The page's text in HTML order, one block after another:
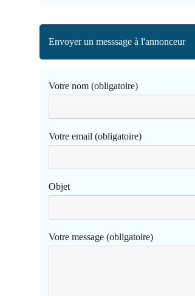
Envoyer un messsage à l'annonceur
Votre nom (obligatoire)
Votre email (obligatoire)
Objet
Votre message (obligatoire)